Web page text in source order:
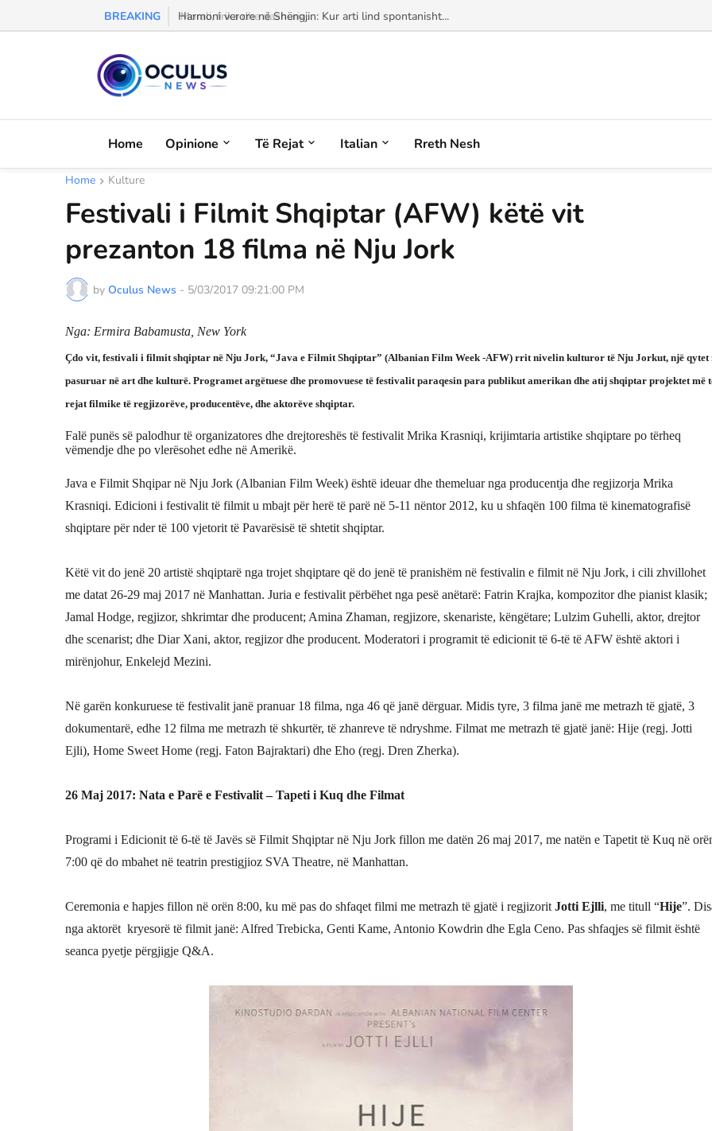
BREAKING Morali, frika dhe dashuria...
Home Opinione Të Rejat Italian Rreth Nesh
Home Kulture
Festivali i Filmit Shqiptar (AFW) këtë vit
prezanton 18 filma në Nju Jork
by Oculus News - 5/03/2017 09:21:00 PM
Nga: Ermira Babamusta, New York
Çdo vit, festivali i filmit shqiptar në Nju Jork, “Java e Filmit Shqiptar” (Albanian Film Week -AFW) rrit nivelin kulturor të Nju Jorkut, një qytet
pasuruar në art dhe kulturë. Programet argëtuese dhe promovuese të festivalit paraqesin para publikut amerikan dhe atij shqiptar projektet më
rejat filmike të regjizorëve, producentëve, dhe aktorëve shqiptar.
Falë punës së palodhur të organizatores dhe drejtoreshës të festivalit Mrika Krasniqi, krijimtaria artistike shqiptare po tërheq
vëmendje dhe po vlerësohet edhe në Amerikë.
Java e Filmit Shqipar në Nju Jork (Albanian Film Week) është ideuar dhe themeluar nga producentja dhe regjizorja Mrika
Krasniqi. Edicioni i festivalit të filmit u mbajt për herë të parë në 5-11 nëntor 2012, ku u shfaqën 100 filma të kinematografisë
shqiptare për nder të 100 vjetorit të Pavarësisë të shtetit shqiptar.
Këtë vit do jenë 20 artistë shqiptarë nga trojet shqiptare që do jenë të pranishëm në festivalin e filmit në Nju Jork, i cili zhvillohet
me datat 26-29 maj 2017 në Manhattan. Juria e festivalit përbëhet nga pesë anëtarë: Fatrin Krajka, kompozitor dhe pianist klasik;
Jamal Hodge, regjizor, shkrimtar dhe producent; Amina Zhaman, regjizore, skenariste, këngëtare; Lulzim Guhelli, aktor, drejtor
dhe scenarist; dhe Diar Xani, aktor, regjizor dhe producent. Moderatori i programit të edicionit të 6-të të AFW është aktori i
mirënjohur, Enkelejd Mezini.
Në garën konkuruese të festivalit janë pranuar 18 filma, nga 46 që janë dërguar. Midis tyre, 3 filma janë me metrazh të gjatë, 3
dokumentarë, edhe 12 filma me metrazh të shkurtër, të zhanreve të ndryshme. Filmat me metrazh të gjatë janë: Hije (regj. Jotti
Ejli), Home Sweet Home (regj. Faton Bajraktari) dhe Eho (regj. Dren Zherka).
26 Maj 2017: Nata e Parë e Festivalit – Tapeti i Kuq dhe Filmat
Programi i Edicionit të 6-të të Javës së Filmit Shqiptar në Nju Jork fillon me datën 26 maj 2017, me natën e Tapetit të Kuq në
7:00 që do mbahet në teatrin prestigjioz SVA Theatre, në Manhattan.
Ceremonia e hapjes fillon në orën 8:00, ku më pas do shfaqet filmi me metrazh të gjatë i regjizorit Jotti Ejlli, me titull “Hije”.
nga aktorët kryesorë të filmit janë: Alfred Trebicka, Genti Kame, Antonio Kowdrin dhe Egla Ceno. Pas shfaqjes së filmit është
seanca pyetje përgjigje Q&A.